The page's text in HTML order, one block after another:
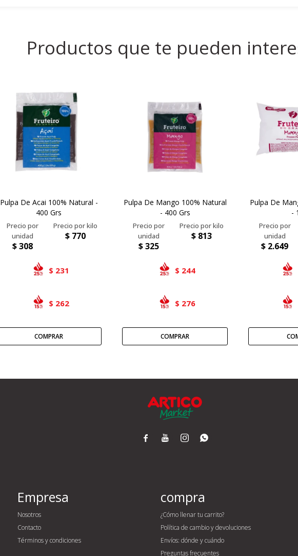
Productos que te pueden
Pulpa De Acai 100% Natural -
400 Grs
$308
$ 770
$ 231
$ 262
Pulpa De Mango 100% Natural
- 400 Grs
$325
$ 813
$ 244
$ 276
Pulpa De
-
$ 2.649
   
Empresa
Nosotros
Contacto
Términos y condiciones
compra
¿Cómo llenar tu carrito?
Política de cambio y devoluciones
Envíos: dónde y cuándo
Preguntas frecuentes